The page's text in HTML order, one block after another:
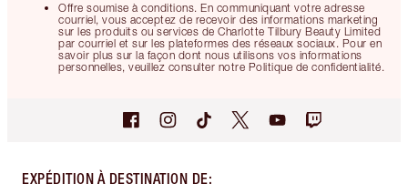
Offre soumise à conditions. En communiquant votre adresse
courriel, vous acceptez de recevoir des informations marketing
sur les produits ou services de Charlotte Tilbury Beauty Limited
par courriel et sur les plateformes des réseaux sociaux. Pour en
savoir plus sur la façon dont nous utilisons vos informations
personnelles, veuillez consulter notre Politique de confidentialité.
EXPÉDITION À DESTINATION DE: